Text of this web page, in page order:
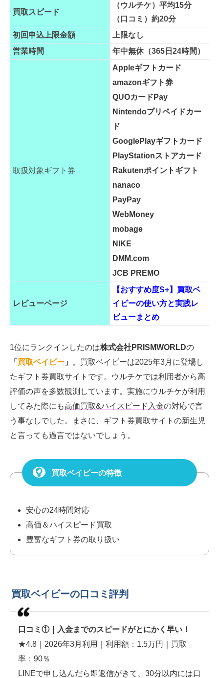
買取スピード
（ウルチケ）平均15分
（口コミ）約20分
初回申込上限金額
上限なし
営業時間
年中無休（365日24時間）
取扱対象ギフト券
Appleギフトカード
amazonギフト券
QUOカードPay
Nintendoプリペイドカー
ド
GooglePlayギフトカード
PlayStationストアカード
Rakutenポイントギフト
nanaco
PayPay
WebMoney
mobage
NIKE
DMM.com
JCB PREMO
レビューページ
【おすすめ度S+】買取ベ
イビーの使い方と実践レ
ビューまとめ
1位にランクインしたのは株式会社PRISMWORLDの
「 買取ベイビー 」
。買取ベイビーは2025年3月に登場し
たギフト券買取サイトです。ウルチケでは利用者から高
評価の声を多数観測しています。実施にウルチケが利用
してみた際にも高価買取&ハイスピード入金の対応で言
う事なしでした。まさに、ギフト券買取サイトの新生児
と言っても過言ではないでしょう。
買取ベイビーの特徴
安心の24時間対応
高価＆ハイスピード買取
豊富なギフト券の取り扱い
買取ベイビーの口コミ評判
口コミ①｜入金までのスピードがとにかく早い！
★4.8｜2026年3月利用｜利用額：1.5万円｜買取
率：90％
LINEで申し込んだら即返信がきて、30分以内には口